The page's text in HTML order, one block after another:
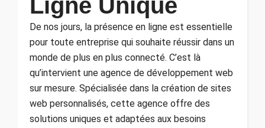
Ligne Unique
De nos jours, la présence en ligne est essentielle
pour toute entreprise qui souhaite réussir dans un
monde de plus en plus connecté. C’est là
qu’intervient une agence de développement web
sur mesure. Spécialisée dans la création de sites
web personnalisés, cette agence offre des
solutions uniques et adaptées aux besoins